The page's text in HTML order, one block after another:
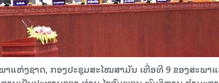
ແຫ່ງຊາດ, ກອງປະຊຸມສະໄໝສາມັນ ເທື່ອທີ 9 ຂອງສະພາ